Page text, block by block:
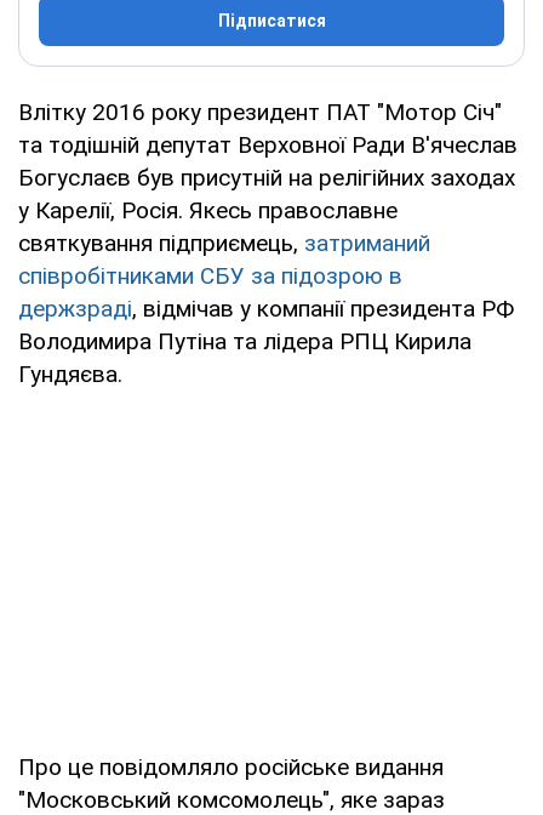
Підписатися
Влітку 2016 року президент ПАТ "Мотор Січ"
та тодішній депутат Верховної Ради В'ячеслав
Богуслаєв був присутній на релігійних заходах
у Карелії, Росія. Якесь православне
святкування підприємець, затриманий
співробітниками СБУ за підозрою в
держзраді, відмічав у компанії президента РФ
Володимира Путіна та лідера РПЦ Кирила
Гундяєва.
Про це повідомляло російське видання
"Московський комсомолець", яке зараз